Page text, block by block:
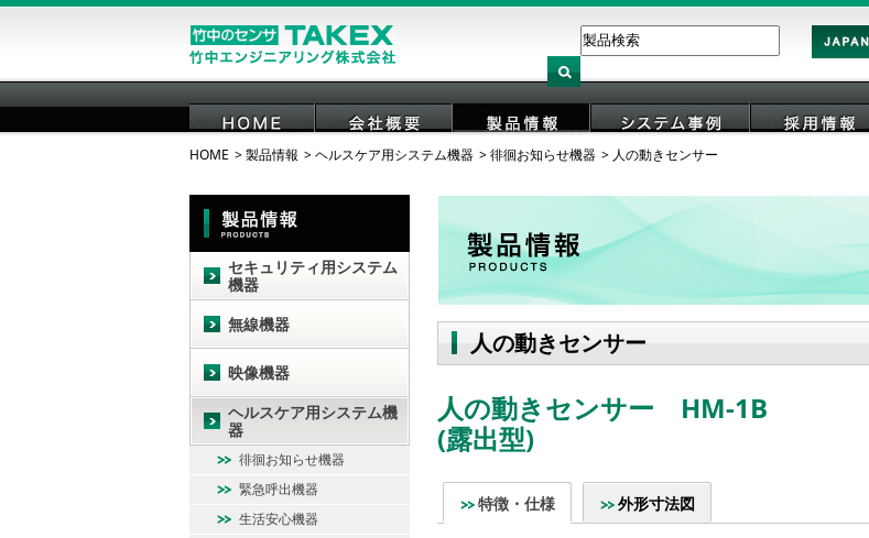
HOME 会社概要 製品情報 システム事例
HOME 製品情報 ヘルスケア用システム機器 徘徊お知らせ機器 人の動きセンサー
人の動きセンサー
人の動きセンサー HM-1B
(露出型)
特徴・仕様 外形寸法図
セキュリティ用システム
機器
無線機器
映像機器
ヘルスケア用システム機
器
徘徊お知らせ機器
緊急呼出機器
生活安心機器